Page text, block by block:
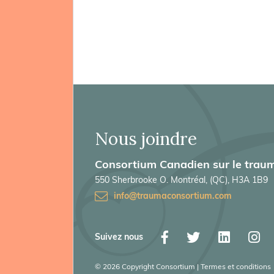
Nous joindre
Consortium Canadien sur le
550 Sherbrooke O. Montréal, (QC), H3A 1B9
info@traumaconsortium.com
Suivez nous
© 2026 Copyright Consortium | Termes et conditions